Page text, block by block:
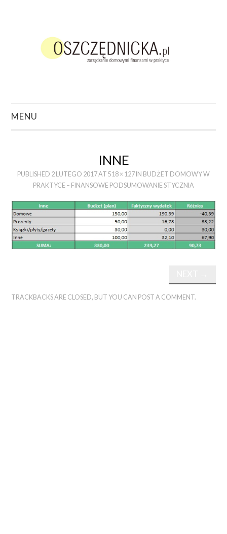
MENU
PODCAST
INNE
PUBLISHED 2 LUTEGO 2017AT 518 × 127 IN BUDŻET DOMOWY W
PRAKTYCE – FINANSOWE PODSUMOWANIE STYCZNIA
TRACKBACKS ARE CLOSED, BUT YOU CAN POST A COMMENT.